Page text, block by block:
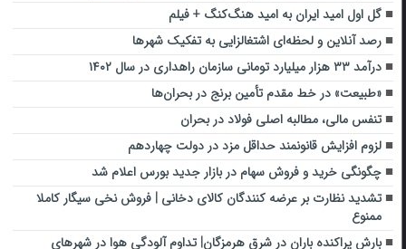
گل اول امید ایران به امید هنگ‌کنگ + فیلم
رصد آنلاین و لحظه‌ای اشتغالزایی به تفکیک شهرها
درآمد ۳۳ هزار میلیارد تومانی سازمان راهداری در سال ۱۴۰۲
«طبیعت» در خط مقدم تأمین برنج در بحران‌ها
تنفس مالی، مطالبه اصلی فولاد در بحران
لزوم افزایش قانونمند حداقل مزد در دولت چهاردهم
چگونگی خرید و فروش سهام در بازار جدید بورس اعلام شد
تشدید نظارت بر عرضه کنندگان کالای دخانی | فروش نخی سیگار کاملا
ممنوع
بارش پراکنده باران در شرق هرمزگان| تداوم آلودگی هوا در شهرهای